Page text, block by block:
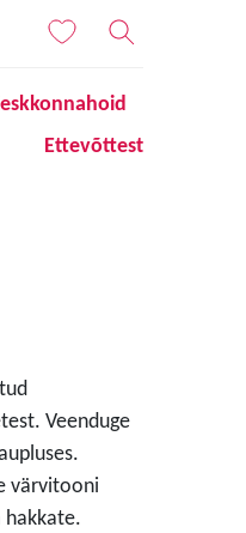
Ettevõttest
Veenduge
värvitooni
hakkate.